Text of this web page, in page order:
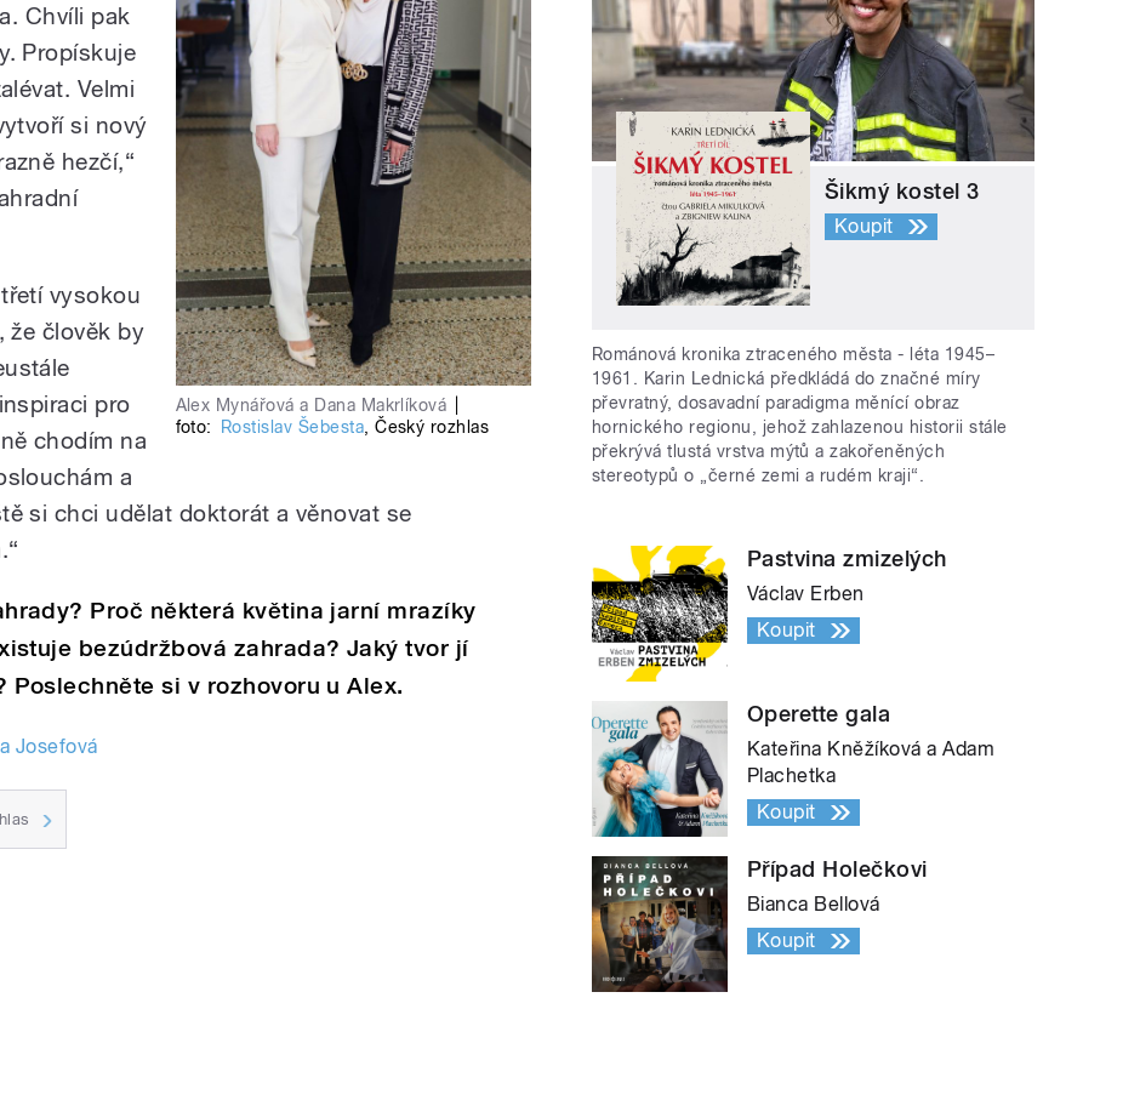
Alex Mynářová a Dana Makrlíková
foto:
Rostislav Šebesta,Český rozhlas
Chvíli pak
Propískuje
Velmi
si nový
hezčí,“
vysokou
že člověk by
pro
chodím na
a
si chci udělat doktorát a věnovat se
Proč některá květina jarní mrazíky
bezúdržbová zahrada? Jaký tvor jí
Poslechněte si v rozhovoru u Alex.
Josefová
Šikmý kostel 3
Koupit
Románová kronika ztraceného města - léta 1945–
1961. Karin Lednická předkládá do značné míry
převratný, dosavadní paradigma měnící obraz
hornického regionu, jehož zahlazenou historii stále
překrývá tlustá vrstva mýtů a zakořeněných
stereotypů o „černé zemi a rudém kraji“.
Pastvina zmizelých
Václav Erben
Koupit
Operette gala
Kateřina Kněžíková a Adam
Plachetka
Koupit
Případ Holečkovi
Bianca Bellová
Koupit